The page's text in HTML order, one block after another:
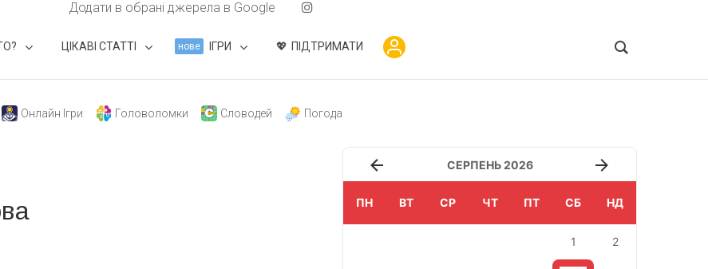
Додати в обрані джерела в Google
ЦІКАВІ СТАТТІ нове ІГРИ ПІДТРИМАТИ
Онлайн Ігри Головоломки Словодей Погода
СЕРПЕНЬ 2026
ПН ВТ СР ЧТ ПТ СБ НД
1 2